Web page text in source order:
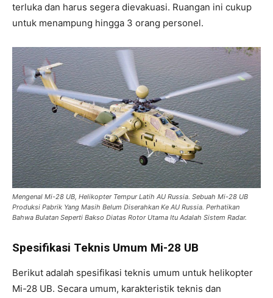
terluka dan harus segera dievakuasi. Ruangan ini cukup
untuk menampung hingga 3 orang personel.
Mengenal Mi-28 UB, Helikopter Tempur Latih AU Russia. Sebuah Mi-28 UB
Produksi Pabrik Yang Masih Belum Diserahkan Ke AU Russia. Perhatikan
Bahwa Bulatan Seperti Bakso Diatas Rotor Utama Itu Adalah Sistem Radar.
Spesifikasi Teknis Umum Mi-28 UB
Berikut adalah spesifikasi teknis umum untuk helikopter
Mi-28 UB. Secara umum, karakteristik teknis dan